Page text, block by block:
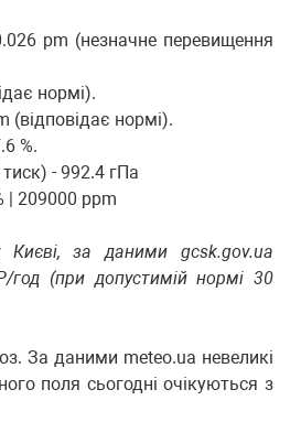
pm (незначне перевищення
нормі).
(відповідає нормі).
%.
- 992.4 гПа
| 209000 ppm
Києві, за даними gcsk.gov.ua
год (при допустимій нормі 30
За даними meteo.ua невеликі
поля сьогодні очікуються з